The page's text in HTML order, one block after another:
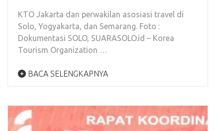
KTO Jakarta dan perwakilan asosiasi travel di
Solo, Yogyakarta, dan Semarang. Foto :
Dokumentasi SOLO, SUARASOLO.id – Korea
Tourism Organization …
BACA SELENGKAPNYA